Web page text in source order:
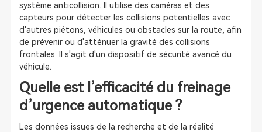
système anticollision. Il utilise des caméras et des
capteurs pour détecter les collisions potentielles avec
d'autres piétons, véhicules ou obstacles sur la route, afin
de prévenir ou d'atténuer la gravité des collisions
frontales. Il s'agit d'un dispositif de sécurité avancé du
véhicule.
Quelle est l’efficacité du freinage
d’urgence automatique ?
Les données issues de la recherche et de la réalité